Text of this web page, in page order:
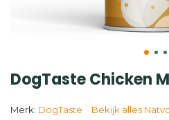
DogTaste Chicken
Merk: DogTaste Bekijk alles